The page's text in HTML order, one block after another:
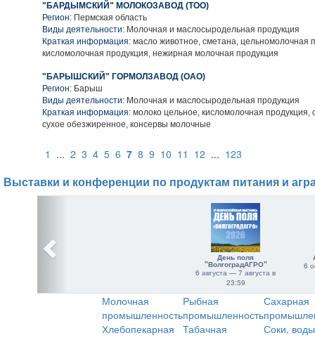
"БАРДЫМСКИЙ" МОЛОКОЗАВОД (ТОО)
Регион: Пермская область
Виды деятельности: Молочная и маслосыродельная продукция
Краткая информация: масло животное, сметана, цельномолочная
кисломолочная продукция, нежирная молочная продукция
"БАРЫШСКИЙ" ГОРМОЛЗАВОД (ОАО)
Регион: Барыш
Виды деятельности: Молочная и маслосыродельная продукция
Краткая информация: молоко цельное, кисломолочная продукция,
сухое обезжиренное, консервы молочные
1 ... 2 3 4 5 6 7 8 9 10 11 12 ... 123
Выставки и конференции по продуктам питания и
День поля
"ВолгоградАГРО"
6 августа — 7 августа в
23:59
6
Молочная
промышленность
Рыбная
промышленность
Сахарная
Хлебопекарная
Табачная
Соки,